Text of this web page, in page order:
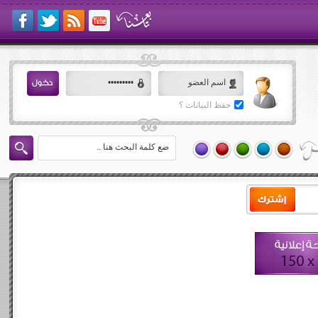
حفظ البيانات ؟